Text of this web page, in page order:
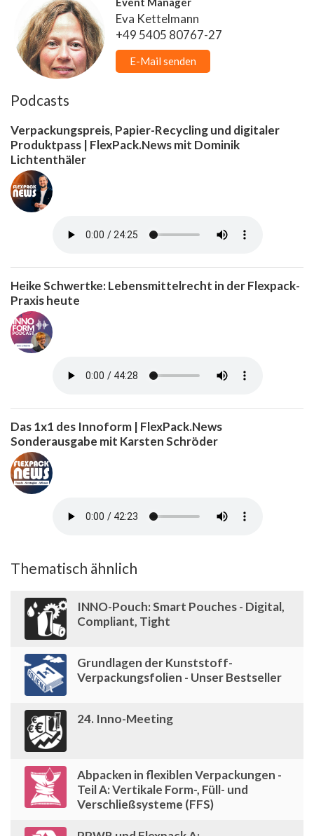
Eva Kettelmann
+49 5405 80767-27
E-Mail senden
Podcasts
Verpackungspreis, Papier-Recycling und digitaler
Produktpass | FlexPack.News mit Dominik
Lichtenthäler
Heike Schwertke: Lebensmittelrecht in der Flexpack-
Praxis heute
Das 1x1 des Innoform | FlexPack.News
Sonderausgabe mit Karsten Schröder
Thematisch ähnlich
INNO-Pouch: Smart Pouches - Digital,
Compliant, Tight
Grundlagen der Kunststoff-
Verpackungsfolien - Unser Bestseller
24. Inno-Meeting
Abpacken in flexiblen Verpackungen -
Teil A: Vertikale Form-, Füll- und
Verschließsysteme (FFS)